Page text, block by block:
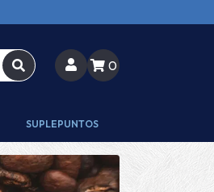
0
SUPLEPUNTOS